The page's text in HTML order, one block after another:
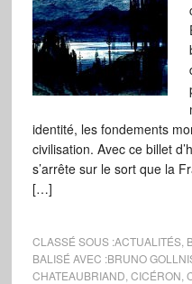
identité, les fondements
civilisation. Avec ce billet
s’arrête sur le sort que la
[…]
CLASSÉ SOUS :ACTUALITÉS,
BALISÉ AVEC :BRUNO
CHATEAUBRIAND CICÉRON